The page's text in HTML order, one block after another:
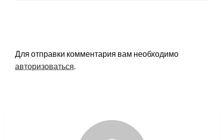
Для отправки комментария вам необходимо
авторизоваться.